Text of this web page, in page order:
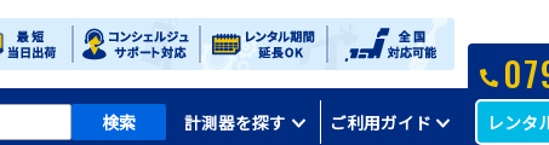
計測器を探す ご利用ガイド レンタ